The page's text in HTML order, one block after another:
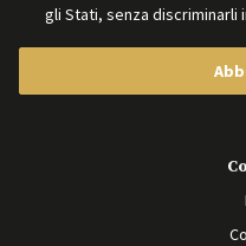
gli Stati, senza discriminarli